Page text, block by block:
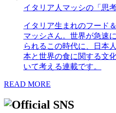
イタリア人マッシの「思
イタリア生まれのフード
マッシさん。世界が急速
られるこの時代に、日本
本と世界の食に関する文
いて考える連載です。
READ MORE